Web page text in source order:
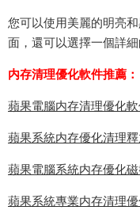
您可以使用美麗的明亮
面，還可以選擇一個詳細
内存清理優化軟件推薦：
蘋果電腦内存清理優化
蘋果系統内存優化清理
蘋果電腦系統内存優化
蘋果系統專業内存清理